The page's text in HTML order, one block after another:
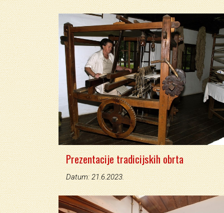
Prezentacije tradicijskih obrta
Datum: 21.6.2023.